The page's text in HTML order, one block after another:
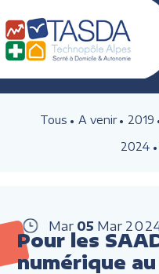
Tous A venir 2019
2024
Mar 05 Mar
Pour les
numérique